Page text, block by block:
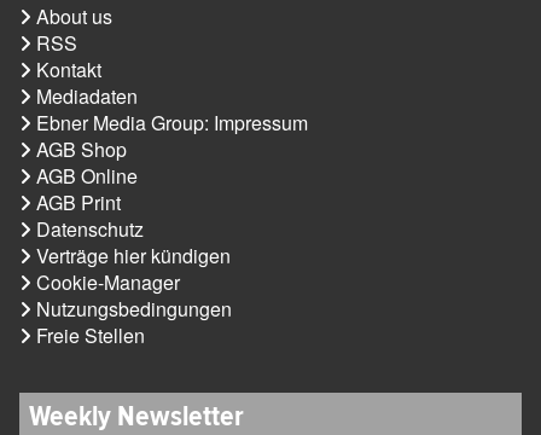
About us
RSS
Kontakt
Mediadaten
Ebner Media Group: Impressum
AGB Shop
AGB Online
AGB Print
Datenschutz
Verträge hier kündigen
Cookie-Manager
Nutzungsbedingungen
Freie Stellen
Weekly Newsletter